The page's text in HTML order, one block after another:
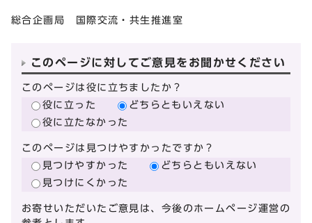
総合企画局 国際交流・共生推進室
このページに対してご意見をお聞かせください
このページは役に立ちましたか？
役に立った
どちらともいえない
役に立たなかった
このページは見つけやすかったですか？
見つけやすかった
どちらともいえない
見つけにくかった
お寄せいただいたご意見は、今後のホームページ運営の